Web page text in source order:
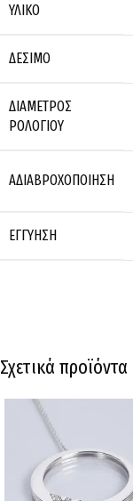
ΥΛΙΚΌ
ΔΈΣΙΜΟ
ΔΙΆΜΕΤΡΟΣ
ΡΟΛΟΓΙΟΎ
ΑΔΙΑΒΡΟΧΟΠΟΊΗΣΗ
ΕΓΓΎΗΣΗ
Σχετικά προϊόντα